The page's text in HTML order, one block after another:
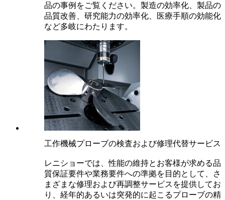
品の事例をご覧ください。製造の効率化、製品の
品質改善、研究能力の効率化、医療手順の効能化
など多岐にわたります。
工作機械プローブの検査および修理代替サービス
レニショーでは、性能の維持とお客様が求める品
質保証要件や業務要件への準拠を目的として、さ
まざまな修理および再調整サービスを提供してお
り、経年的あるいは突発的に起こるプローブの精